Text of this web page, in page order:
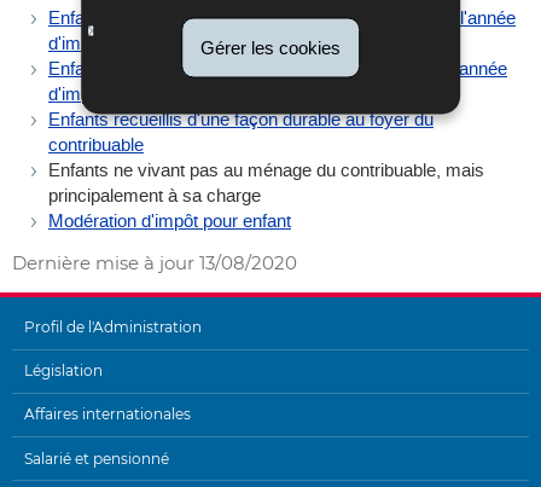
Gérer les cookies
Enfants âgés de 21 ans accomplis au 1er janvier de l'année
d'imposition et vivant au ménage du contribuable
Enfants âgés de moins de 21 ans au 1er janvier de l'année
d'imposition et vivant au ménage du contribuable
Enfants recueillis d'une façon durable au foyer du
contribuable
Enfants ne vivant pas au ménage du contribuable, mais
principalement à sa charge
Modération d'impôt pour enfant
Dernière mise à jour 13/08/2020
MENU
DE
NAVIGATION
Profil de l'Administration
Législation
Affaires internationales
Salarié et pensionné